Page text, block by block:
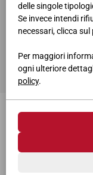
delle singole
Se invece intendi
necessari, clicca
Per maggiori
ogni ulteriore
policy.
CABINA MONTANTI
TI